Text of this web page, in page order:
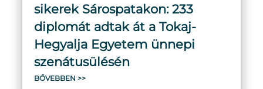
sikerek Sárospatakon: 233
diplomát adtak át a Tokaj-
Hegyalja Egyetem ünnepi
szenátusülésén
BŐVEBBEN >>